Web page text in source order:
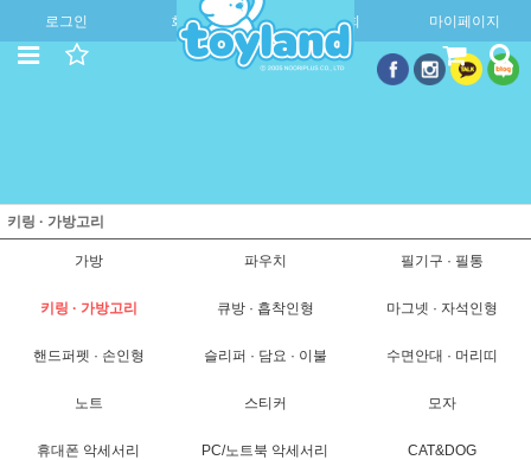
로그인 회원가입 주문조회 마이페이지
키링 · 가방고리
가방 파우치 필기구 · 필통
키링 · 가방고리 큐방 · 흡착인형 마그넷 · 자석인형
핸드퍼펫 · 손인형 슬리퍼 · 담요 · 이불 수면안대 · 머리띠
노트 스티커 모자
휴대폰 악세서리 PC/노트북 악세서리 CAT&DOG